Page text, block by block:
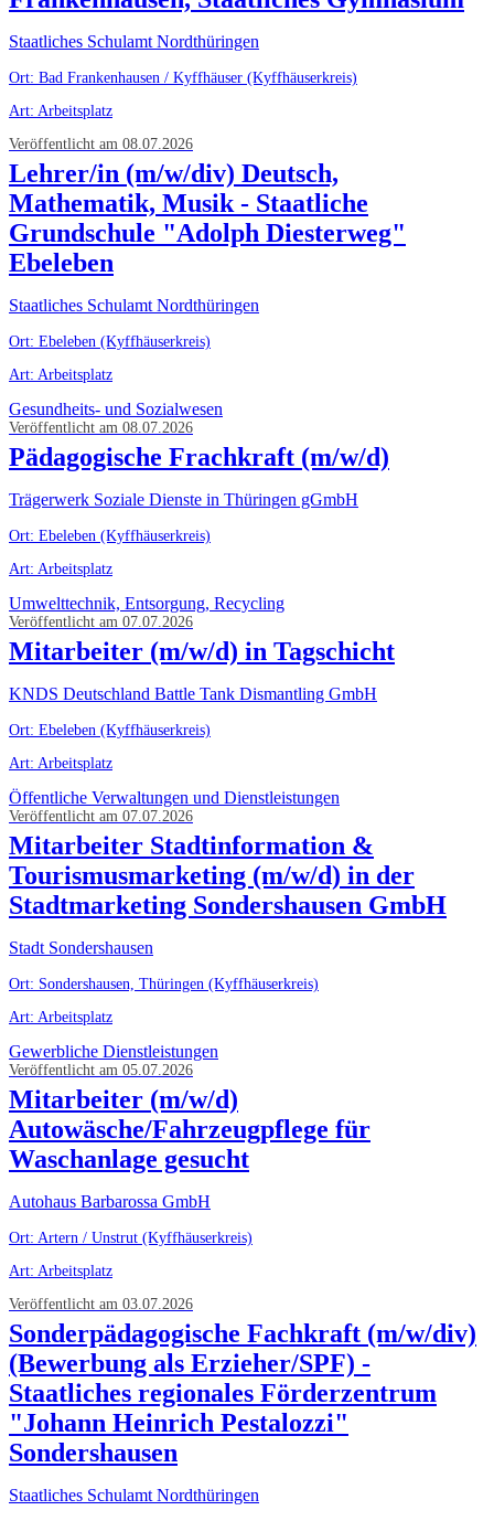
Staatliches Schulamt Nordthüringen
Ort: Bad Frankenhausen / Kyffhäuser (Kyffhäuserkreis)
Art: Arbeitsplatz
Veröffentlicht am 08.07.2026
Lehrer/in (m/w/div) Deutsch,
Mathematik, Musik - Staatliche
Grundschule "Adolph Diesterweg"
Ebeleben
Staatliches Schulamt Nordthüringen
Ort: Ebeleben (Kyffhäuserkreis)
Art: Arbeitsplatz
Gesundheits- und Sozialwesen
Veröffentlicht am 08.07.2026
Pädagogische Frachkraft (m/w/d)
Trägerwerk Soziale Dienste in Thüringen gGmbH
Ort: Ebeleben (Kyffhäuserkreis)
Art: Arbeitsplatz
Umwelttechnik, Entsorgung, Recycling
Veröffentlicht am 07.07.2026
Mitarbeiter (m/w/d) in Tagschicht
KNDS Deutschland Battle Tank Dismantling GmbH
Ort: Ebeleben (Kyffhäuserkreis)
Art: Arbeitsplatz
Öffentliche Verwaltungen und Dienstleistungen
Veröffentlicht am 07.07.2026
Mitarbeiter Stadtinformation &
Tourismusmarketing (m/w/d) in der
Stadtmarketing Sondershausen GmbH
Stadt Sondershausen
Ort: Sondershausen, Thüringen (Kyffhäuserkreis)
Art: Arbeitsplatz
Gewerbliche Dienstleistungen
Veröffentlicht am 05.07.2026
Mitarbeiter (m/w/d)
Autowäsche/Fahrzeugpflege für
Waschanlage gesucht
Autohaus Barbarossa GmbH
Ort: Artern / Unstrut (Kyffhäuserkreis)
Art: Arbeitsplatz
Veröffentlicht am 03.07.2026
Sonderpädagogische Fachkraft (m/w/div)
(Bewerbung als Erzieher/SPF) -
Staatliches regionales Förderzentrum
"Johann Heinrich Pestalozzi"
Sondershausen
Staatliches Schulamt Nordthüringen